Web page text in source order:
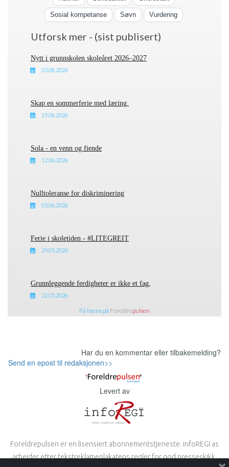
Sosial kompetanse Søvn Vurdering
Utforsk mer - (sist publisert)
Nytt i grunnskolen skoleåret 2026–2027
03.08.2026
Skap en sommerferie med læring.
19.06.2026
Sola - en venn og fiende
12.06.2026
Nulltoleranse for diskriminering
05.06.2026
Ferie i skoletiden - #LITEGREIT
29.05.2026
Grunnleggende ferdigheter er ikke et fag,
22.05.2026
Få lisens på Foreldrepulsen
Har du en kommentar eller tilbakemelding?
Send en epost til redaksjonen>>
Levert av
Foreldrepulsen er en lisensiert abonnementstjeneste. infoREGI as
arbeider ettertekstreklameplakatensregler for god presseskikk.